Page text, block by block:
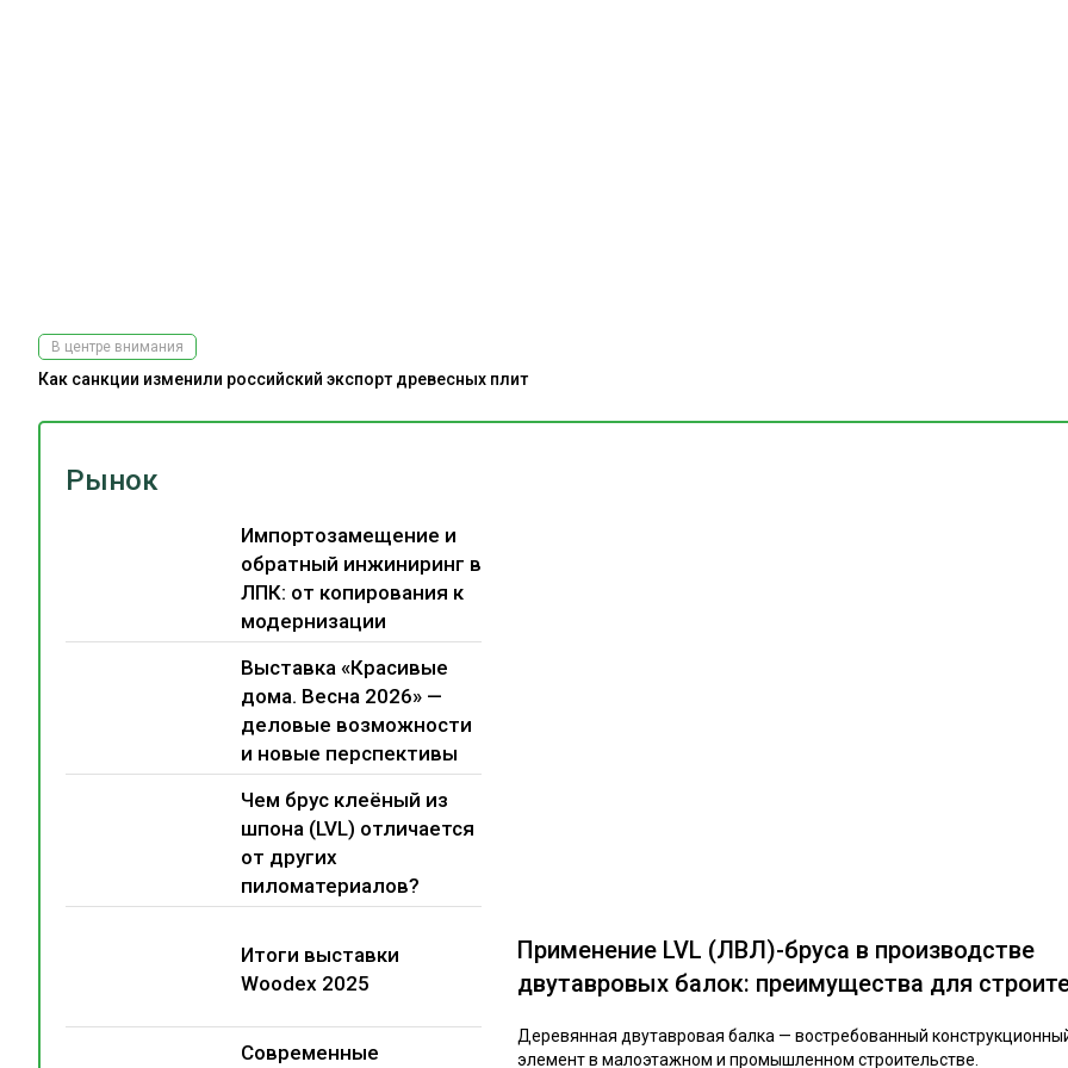
Рынок
Импортозамещение и
обратный инжиниринг в
ЛПК: от копирования к
модернизации
Выставка «Красивые
дома. Весна 2026» —
деловые возможности
и новые перспективы
Чем брус клеёный из
шпона (LVL) отличается
от других
пиломатериалов?
Итоги выставки
Woodex 2025
Современные
Применение LVL (ЛВЛ)-бруса в производстве
двутавровых балок: преимущества для
Деревянная двутавровая балка — востребованный
элемент в малоэтажном и промышленном строительстве.
В центре внимания
Как санкции изменили российский экспорт древесных плит